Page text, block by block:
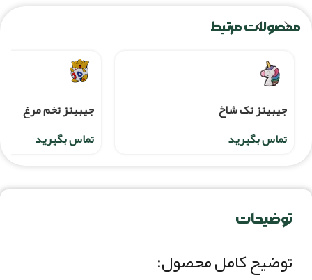
محصولات مرتبط
جيبيتز تک شاخ
تماس بگیرید
جیبیتز تخم مرغ
تماس بگیرید
توضیحات
توضیح کامل محصول: